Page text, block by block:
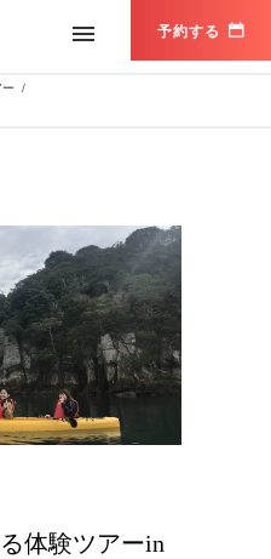
/
体験ツアーin